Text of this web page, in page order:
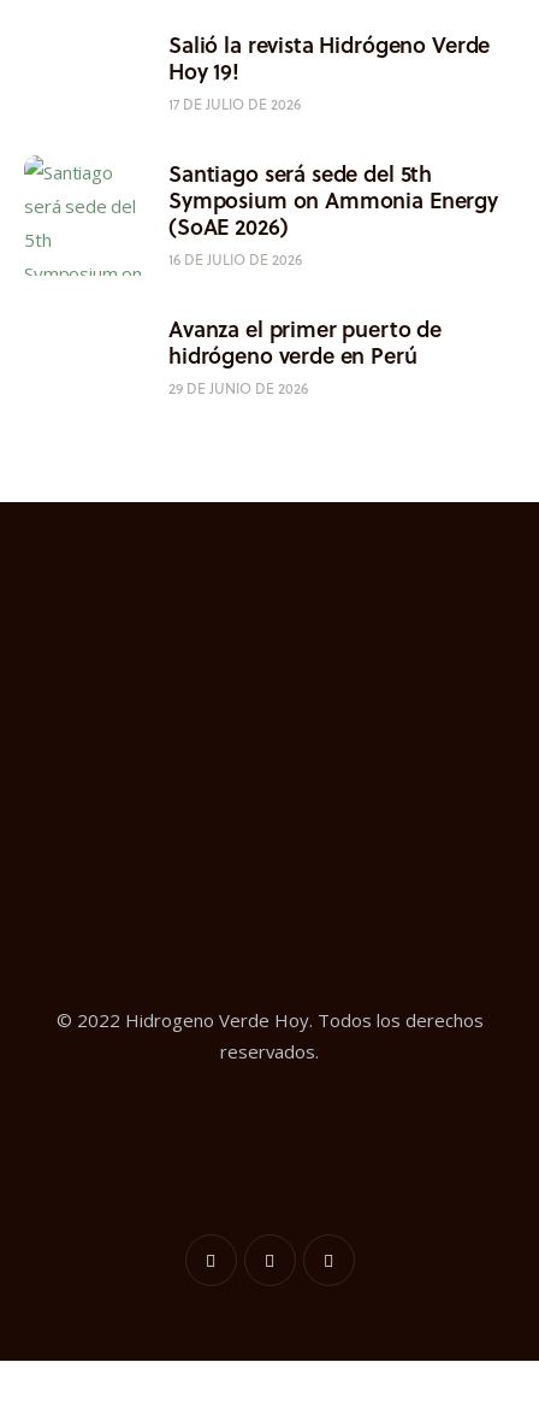
Salió la revista Hidrógeno Verde
Hoy 19!
17 DE JULIO DE 2026
Santiago será sede del 5th
Symposium on Ammonia Energy
(SoAE 2026)
16 DE JULIO DE 2026
Avanza el primer puerto de
hidrógeno verde en Perú
29 DE JUNIO DE 2026
© 2022 Hidrogeno Verde Hoy. Todos los derechos
reservados.